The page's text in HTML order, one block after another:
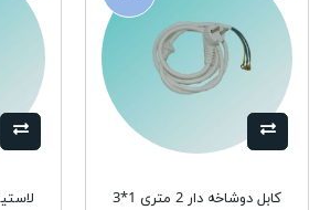
كابل دوشاخه دار 2 متری 1*3